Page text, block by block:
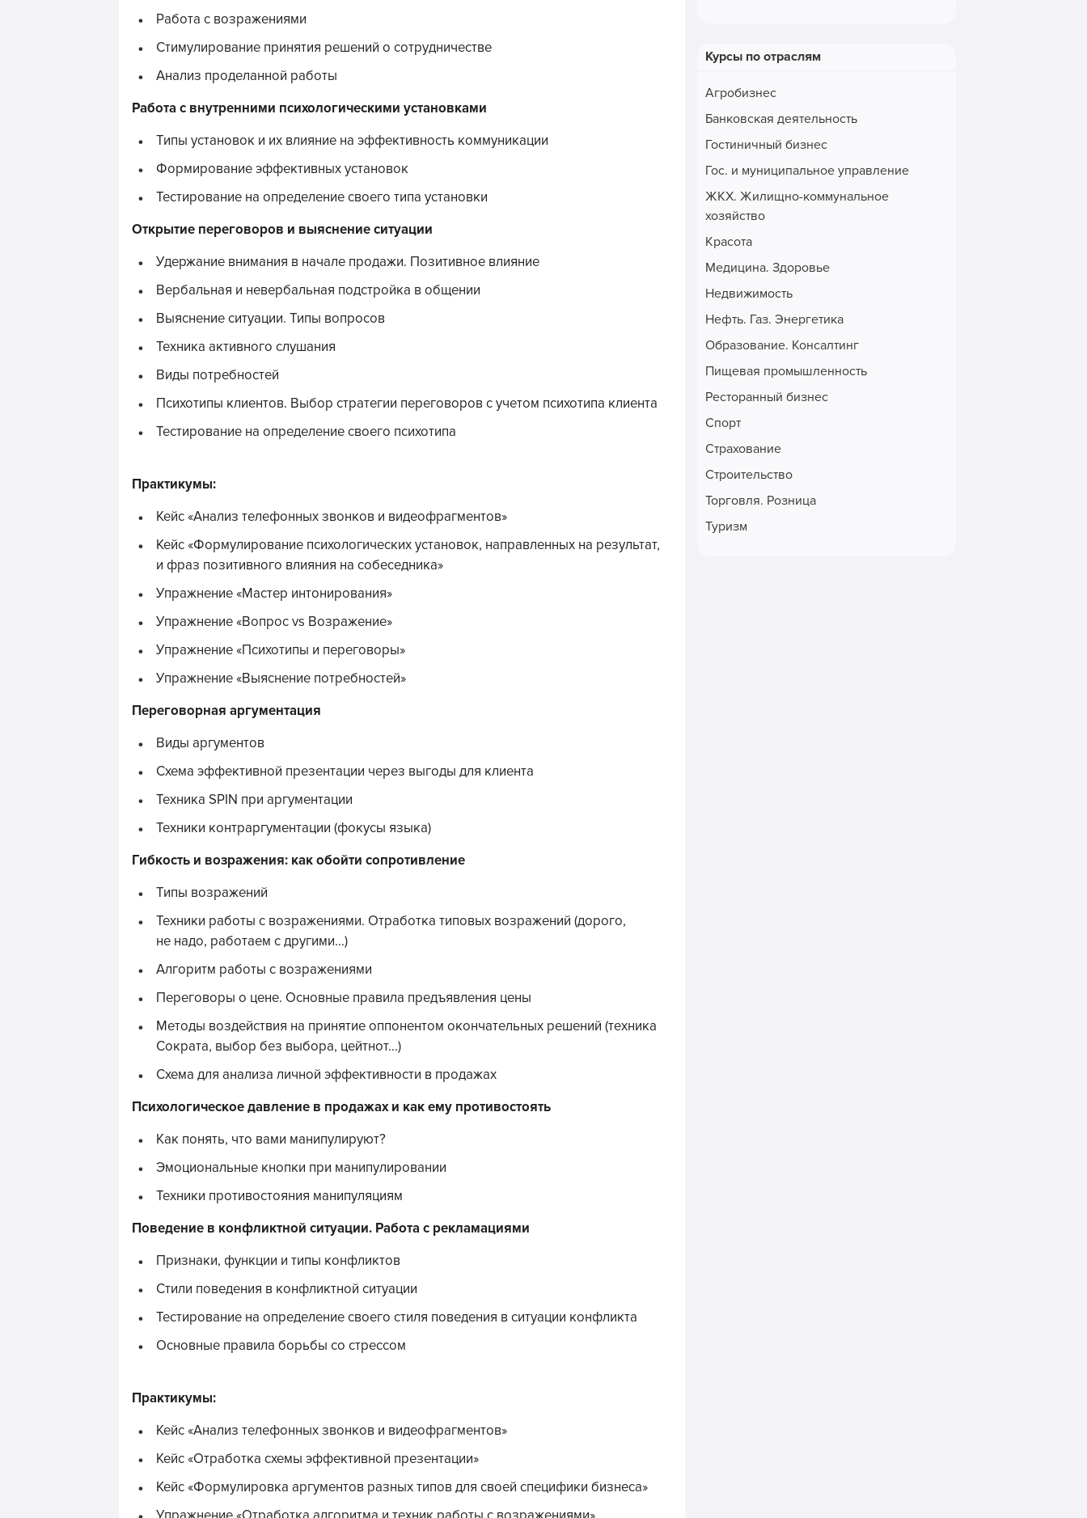
Работа с возражениями
Стимулирование принятия решений о сотрудничестве
Анализ проделанной работы
Работа с внутренними психологическими установками
Типы установок и их влияние на эффективность коммуникации
Формирование эффективных установок
Тестирование на определение своего типа установки
Открытие переговоров и выяснение ситуации
Удержание внимания в начале продажи. Позитивное влияние
Вербальная и невербальная подстройка в общении
Выяснение ситуации. Типы вопросов
Техника активного слушания
Виды потребностей
Психотипы клиентов. Выбор стратегии переговоров с учетом психотипа клиента
Тестирование на определение своего психотипа
Практикумы:
Кейс «Анализ телефонных звонков и видеофрагментов»
Кейс «Формулирование психологических установок, направленных на результат,
и фраз позитивного влияния на собеседника»
Упражнение «Мастер интонирования»
Упражнение «Вопрос vs Возражение»
Упражнение «Психотипы и переговоры»
Упражнение «Выяснение потребностей»
Переговорная аргументация
Виды аргументов
Схема эффективной презентации через выгоды для клиента
Техника SPIN при аргументации
Техники контраргументации (фокусы языка)
Гибкость и возражения: как обойти сопротивление
Типы возражений
Техники работы с возражениями. Отработка типовых возражений (дорого,
не надо, работаем с другими...)
Алгоритм работы с возражениями
Переговоры о цене. Основные правила предъявления цены
Методы воздействия на принятие оппонентом окончательных решений (техника
Сократа, выбор без выбора, цейтнот...)
Схема для анализа личной эффективности в продажах
Психологическое давление в продажах и как ему противостоять
Как понять, что вами манипулируют?
Эмоциональные кнопки при манипулировании
Техники противостояния манипуляциям
Поведение в конфликтной ситуации. Работа с рекламациями
Признаки, функции и типы конфликтов
Стили поведения в конфликтной ситуации
Тестирование на определение своего стиля поведения в ситуации конфликта
Основные правила борьбы со стрессом
Практикумы:
Кейс «Анализ телефонных звонков и видеофрагментов»
Кейс «Отработка схемы эффективной презентации»
Кейс «Формулировка аргументов разных типов для своей специфики бизнеса»
Курсы по отраслям
Агробизнес
Банковская деятельность
Гостиничный бизнес
Гос. и муниципальное управление
ЖКХ. Жилищно-коммунальное
хозяйство
Красота
Медицина. Здоровье
Недвижимость
Нефть. Газ. Энергетика
Образование. Консалтинг
Пищевая промышленность
Ресторанный бизнес
Спорт
Страхование
Строительство
Торговля. Розница
Туризм